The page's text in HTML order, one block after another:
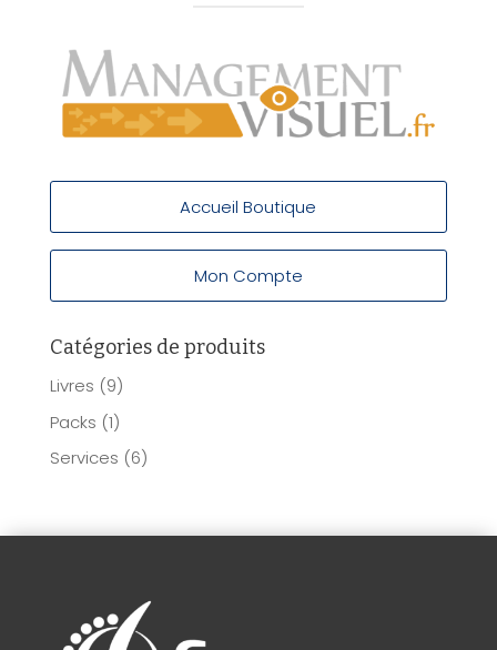
Accueil Boutique
Mon Compte
Catégories de produits
Livres (9)
Packs (1)
Services (6)